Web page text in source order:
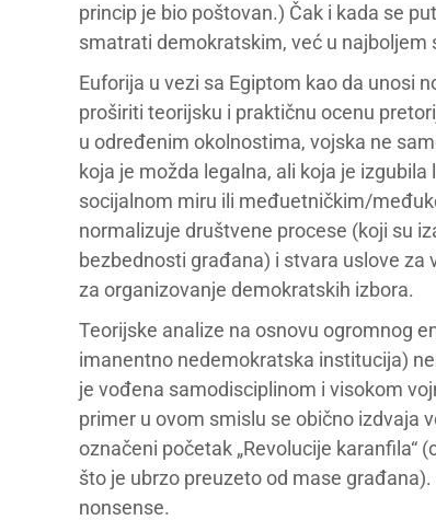
princip je bio poštovan.) Čak i kada se
smatrati demokratskim, već u
Euforija u vezi sa Egiptom kao da unosi
proširiti teorijsku i praktičnu ocenu
u određenim okolnostima, vojska ne
koja je možda legalna, ali koja je
socijalnom miru ili međuetničkim/
normalizuje društvene procese (koji su
bezbednosti građana) i stvara uslove
za organizovanje demokratskih izbora.
Teorijske analize na osnovu ogromnog
imanentno nedemokratska institucija)
je vođena samodisciplinom i visokom
primer u ovom smislu se obično izdvaja
označeni početak „Revolucije karanfila“
što je ubrzo preuzeto od mase
nonsense.